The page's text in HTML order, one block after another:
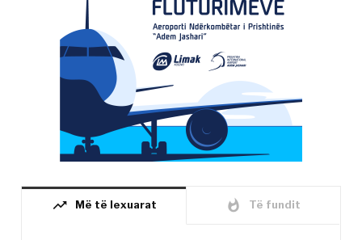
trending_up Më të lexuarat whatshot Të fundit